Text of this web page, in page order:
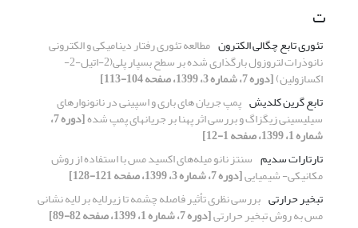
ت
تئوری تابع چگالی الکترون مطالعه تئوری رفتار دینامیکی و الکترونی
نانوذرات لتروزول بارگذاری شده بر سطح بسپار پلی(2-اتیل-2-
اکسازولین)[دوره 7، شماره 3، 1399، صفحه 104-113]
تابع گرین کلدیش پمپ جریان های باری و اسپینی در نانونوارهای
سیلیسینی زیگزاگ و بررسی اثر پهنا بر جریانهای پمپ شده [دوره 7،
شماره 1، 1399، صفحه 1-12]
تارتارات سدیم سنتز نانو میله‌های اکسید مس با استفاده از روش
مکانیکی- شیمیایی[دوره 7، شماره 3، 1399، صفحه 121-128]
تبخیر حرارتی بررسی نظری تأثیر فاصله چشمه تا زیرلایه بر لایه نشانی
مس به روش تبخیر حرارتی[دوره 7، شماره 1، 1399، صفحه 82-89]